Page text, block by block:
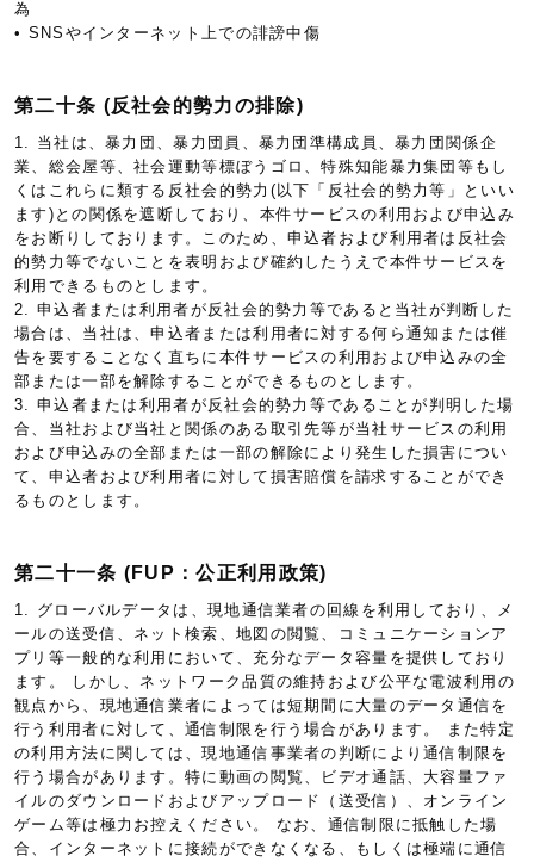
為
• SNSやインターネット上での誹謗中傷
第二十条 (反社会的勢力の排除)
1. 当社は、暴力団、暴力団員、暴力団準構成員、暴力団関係企
業、総会屋等、社会運動等標ぼうゴロ、特殊知能暴力集団等もし
くはこれらに類する反社会的勢力(以下「反社会的勢力等」といい
ます)との関係を遮断しており、本件サービスの利用および申込み
をお断りしております。このため、申込者および利用者は反社会
的勢力等でないことを表明および確約したうえで本件サービスを
利用できるものとします。
2. 申込者または利用者が反社会的勢力等であると当社が判断した
場合は、当社は、申込者または利用者に対する何ら通知または催
告を要することなく直ちに本件サービスの利用および申込みの全
部または一部を解除することができるものとします。
3. 申込者または利用者が反社会的勢力等であることが判明した場
合、当社および当社と関係のある取引先等が当社サービスの利用
および申込みの全部または一部の解除により発生した損害につい
て、申込者および利用者に対して損害賠償を請求することができ
るものとします。
第二十一条 (FUP：公正利用政策)
1. グローバルデータは、現地通信業者の回線を利用しており、メ
ールの送受信、ネット検索、地図の閲覧、コミュニケーションア
プリ等一般的な利用において、充分なデータ容量を提供しており
ます。 しかし、ネットワーク品質の維持および公平な電波利用の
観点から、現地通信業者によっては短期間に大量のデータ通信を
行う利用者に対して、通信制限を行う場合があります。 また特定
の利用方法に関しては、現地通信事業者の判断により通信制限を
行う場合があります。特に動画の閲覧、ビデオ通話、大容量ファ
イルのダウンロードおよびアップロード（送受信）、オンライン
ゲーム等は極力お控えください。 なお、通信制限に抵触した場
合、インターネットに接続ができなくなる、もしくは極端に通信